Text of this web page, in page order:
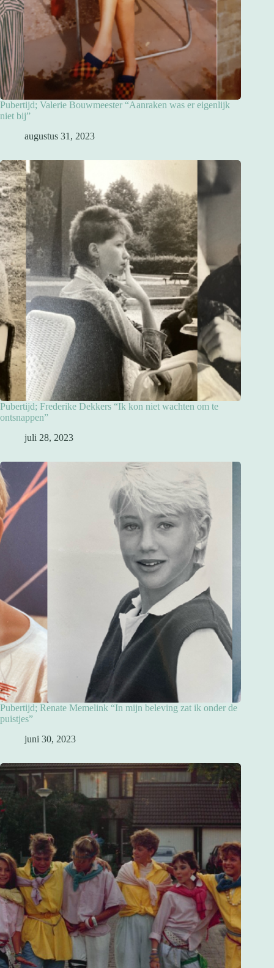
Pubertijd; Valerie Bouwmeester “Aanraken was er eigenlijk
niet bij”
augustus 31, 2023
Pubertijd; Frederike Dekkers “Ik kon niet wachten om te
ontsnappen”
juli 28, 2023
Pubertijd; Renate Memelink “In mijn beleving zat ik onder de
puistjes”
juni 30, 2023